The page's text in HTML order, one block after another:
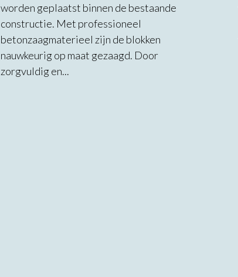
worden geplaatst binnen de bestaande
constructie. Met professioneel
betonzaagmaterieel zijn de blokken
nauwkeurig op maat gezaagd. Door
zorgvuldig en...